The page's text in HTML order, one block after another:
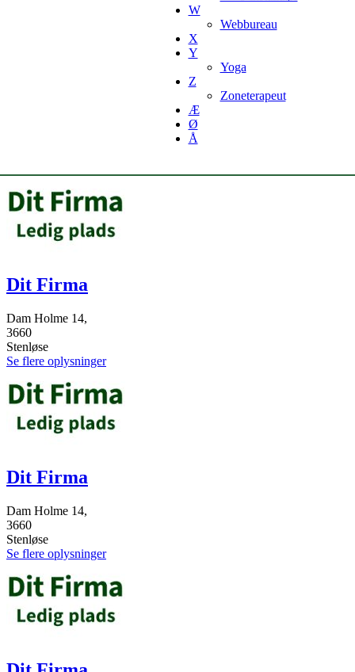
W
Webbureau
X
Y
Yoga
Z
Zoneterapeut
Æ
Ø
Å
Dit Firma
Dam Holme 14,
3660
Stenløse
Se flere oplysninger
Dit Firma
Dam Holme 14,
3660
Stenløse
Se flere oplysninger